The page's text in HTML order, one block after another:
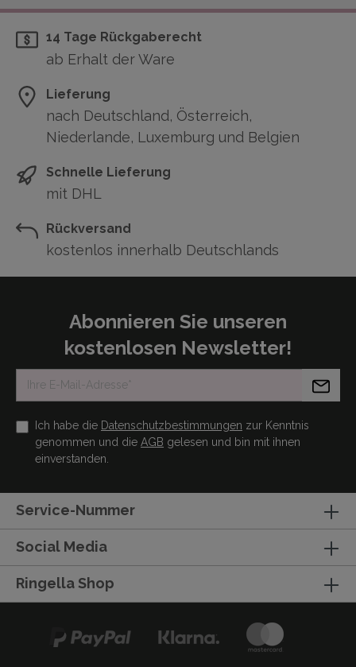
14 Tage Rückgaberecht
ab Erhalt der Ware
Lieferung
nach Deutschland, Österreich,
Niederlande, Luxemburg und Belgien
Schnelle Lieferung
mit DHL
Rückversand
kostenlos innerhalb Deutschlands
Abonnieren Sie unseren
kostenlosen Newsletter!
Ich habe die Datenschutzbestimmungen zur Kenntnis
genommen und die AGB gelesen und bin mit ihnen
einverstanden.
Service-Nummer
Social Media
Ringella Shop